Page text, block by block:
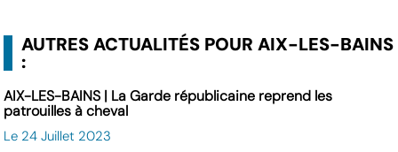
AUTRES ACTUALITÉS POUR AIX-LES-BAINS
:
AIX-LES-BAINS | La Garde républicaine reprend les
patrouilles à cheval
Le 24 Juillet 2023